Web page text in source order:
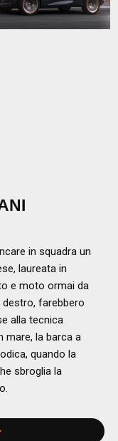
in squadra un
laureata in
e moto ormai da
destro, farebbero
alla tecnica
mare, la barca a
quando la
sbroglia la